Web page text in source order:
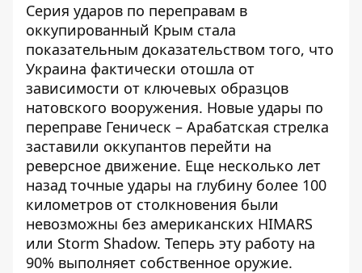
Серия ударов по переправам в
оккупированный Крым стала
показательным доказательством того, что
Украина фактически отошла от
зависимости от ключевых образцов
натовского вооружения. Новые удары по
переправе Геническ – Арабатская стрелка
заставили оккупантов перейти на
реверсное движение. Еще несколько лет
назад точные удары на глубину более 100
километров от столкновения были
невозможны без американских HIMARS
или Storm Shadow. Теперь эту работу на
90% выполняет собственное оружие.